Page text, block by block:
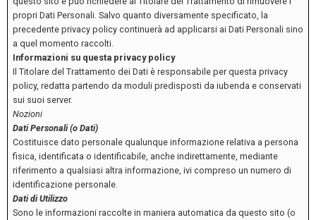
propri Dati Personali. Salvo quanto diversamente specificato, la
precedente privacy policy continuerà ad applicarsi ai Dati Personali sino
a quel momento raccolti.
Informazioni su questa privacy policy
Il Titolare del Trattamento dei Dati è responsabile per questa privacy
policy, redatta partendo da moduli predisposti da iubenda e conservati
sui suoi server.
Nozioni
Dati Personali (o Dati)
Costituisce dato personale qualunque informazione relativa a persona
fisica, identificata o identificabile, anche indirettamente, mediante
riferimento a qualsiasi altra informazione, ivi compreso un numero di
identificazione personale.
Dati di Utilizzo
Sono le informazioni raccolte in maniera automatica da questo sito (o